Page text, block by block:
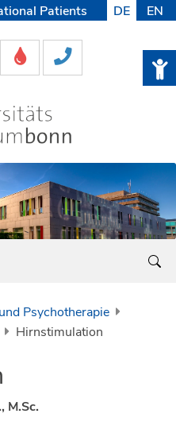
Patients
DE EN
Psychotherapie
Hirnstimulation
M.Sc.